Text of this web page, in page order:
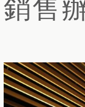
銷售